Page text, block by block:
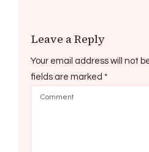
Leave a Reply
Your email address will not
fields are marked *